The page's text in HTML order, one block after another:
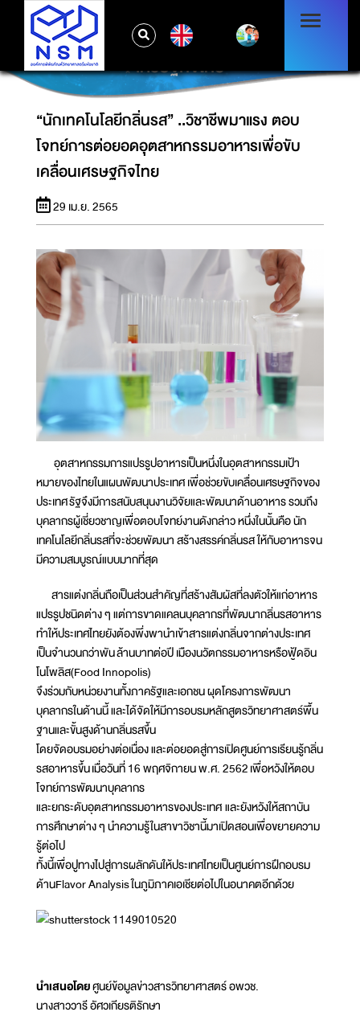
“นักเทคโนโลยีกลิ่นรส” ..วิชาชีพมาแรง ตอบโจทย์
การต่อยอดอุตสาหกรรมอาหารเพื่อขับเคลื่อน
เศรษฐกิจไทย
“นักเทคโนโลยีกลิ่นรส” ..วิชาชีพมาแรง ตอบ
โจทย์การต่อยอดอุตสาหกรรมอาหารเพื่อขับ
เคลื่อนเศรษฐกิจไทย
29 เม.ย. 2565
อุตสาหกรรมการแปรรูปอาหารเป็นหนึ่งในอุตสาหกรรมเป้า
หมายของไทยในแผนพัฒนาประเทศ เพื่อช่วยขับเคลื่อนเศรษฐกิจของ
ประเทศ รัฐจึงมีการสนับสนุนงานวิจัยและพัฒนาด้านอาหาร รวมถึง
บุคลากรผู้เชี่ยวชาญเพื่อตอบโจทย์งานดังกล่าว หนึ่งในนั้นคือ นัก
เทคโนโลยีกลิ่นรสที่จะช่วยพัฒนา สร้างสรรค์กลิ่นรส ให้กับอาหารจน
มีความสมบูรณ์แบบมากที่สุด
สารแต่งกลิ่นถือเป็นส่วนสำคัญที่สร้างสัมผัสที่ลงตัวให้แก่อาหาร
แปรรูปชนิดต่าง ๆ แต่การขาดแคลนบุคลากรที่พัฒนากลิ่นรสอาหาร
ทำให้ประเทศไทยยังต้องพึ่งพานำเข้าสารแต่งกลิ่นจากต่างประเทศ
เป็นจำนวนกว่าพัน ล้านบาทต่อปี เมืองนวัตกรรมอาหารหรือฟู้ดอิน
โนโพลิส(Food Innopolis)
จึงร่วมกับหน่วยงานทั้งภาครัฐและเอกชน ผุดโครงการพัฒนา
บุคลากรในด้านนี้ และได้จัดให้มีการอบรมหลักสูตรวิทยาศาสตร์พื้น
ฐานและขั้นสูงด้านกลิ่นรสขึ้น
โดยจัดอบรมอย่างต่อเนื่อง และต่อยอดสู่การเปิดศูนย์การเรียนรู้กลิ่น
รสอาหารขึ้น เมื่อวันที่ 16 พฤศจิกายน พ.ศ. 2562 เพื่อหวังให้ตอบ
โจทย์การพัฒนาบุคลากร
และยกระดับอุตสาหกรรมอาหารของประเทศ และยังหวังให้สถาบัน
การศึกษาต่าง ๆ นำความรู้ในสาขาวิชานี้มาเปิดสอนเพื่อขยายความ
รู้ต่อไป
ทั้งนี้เพื่อปูทางไปสู่การผลักดันให้ประเทศไทยเป็นศูนย์การฝึกอบรม
ด้านFlavor Analysis ในภูมิภาคเอเชียต่อไปในอนาคตอีกด้วย
นำเสนอโดยศูนย์ข้อมูลข่าวสารวิทยาศาสตร์ อพวช.
นางสาววารี อัศวเกียรติรักษา